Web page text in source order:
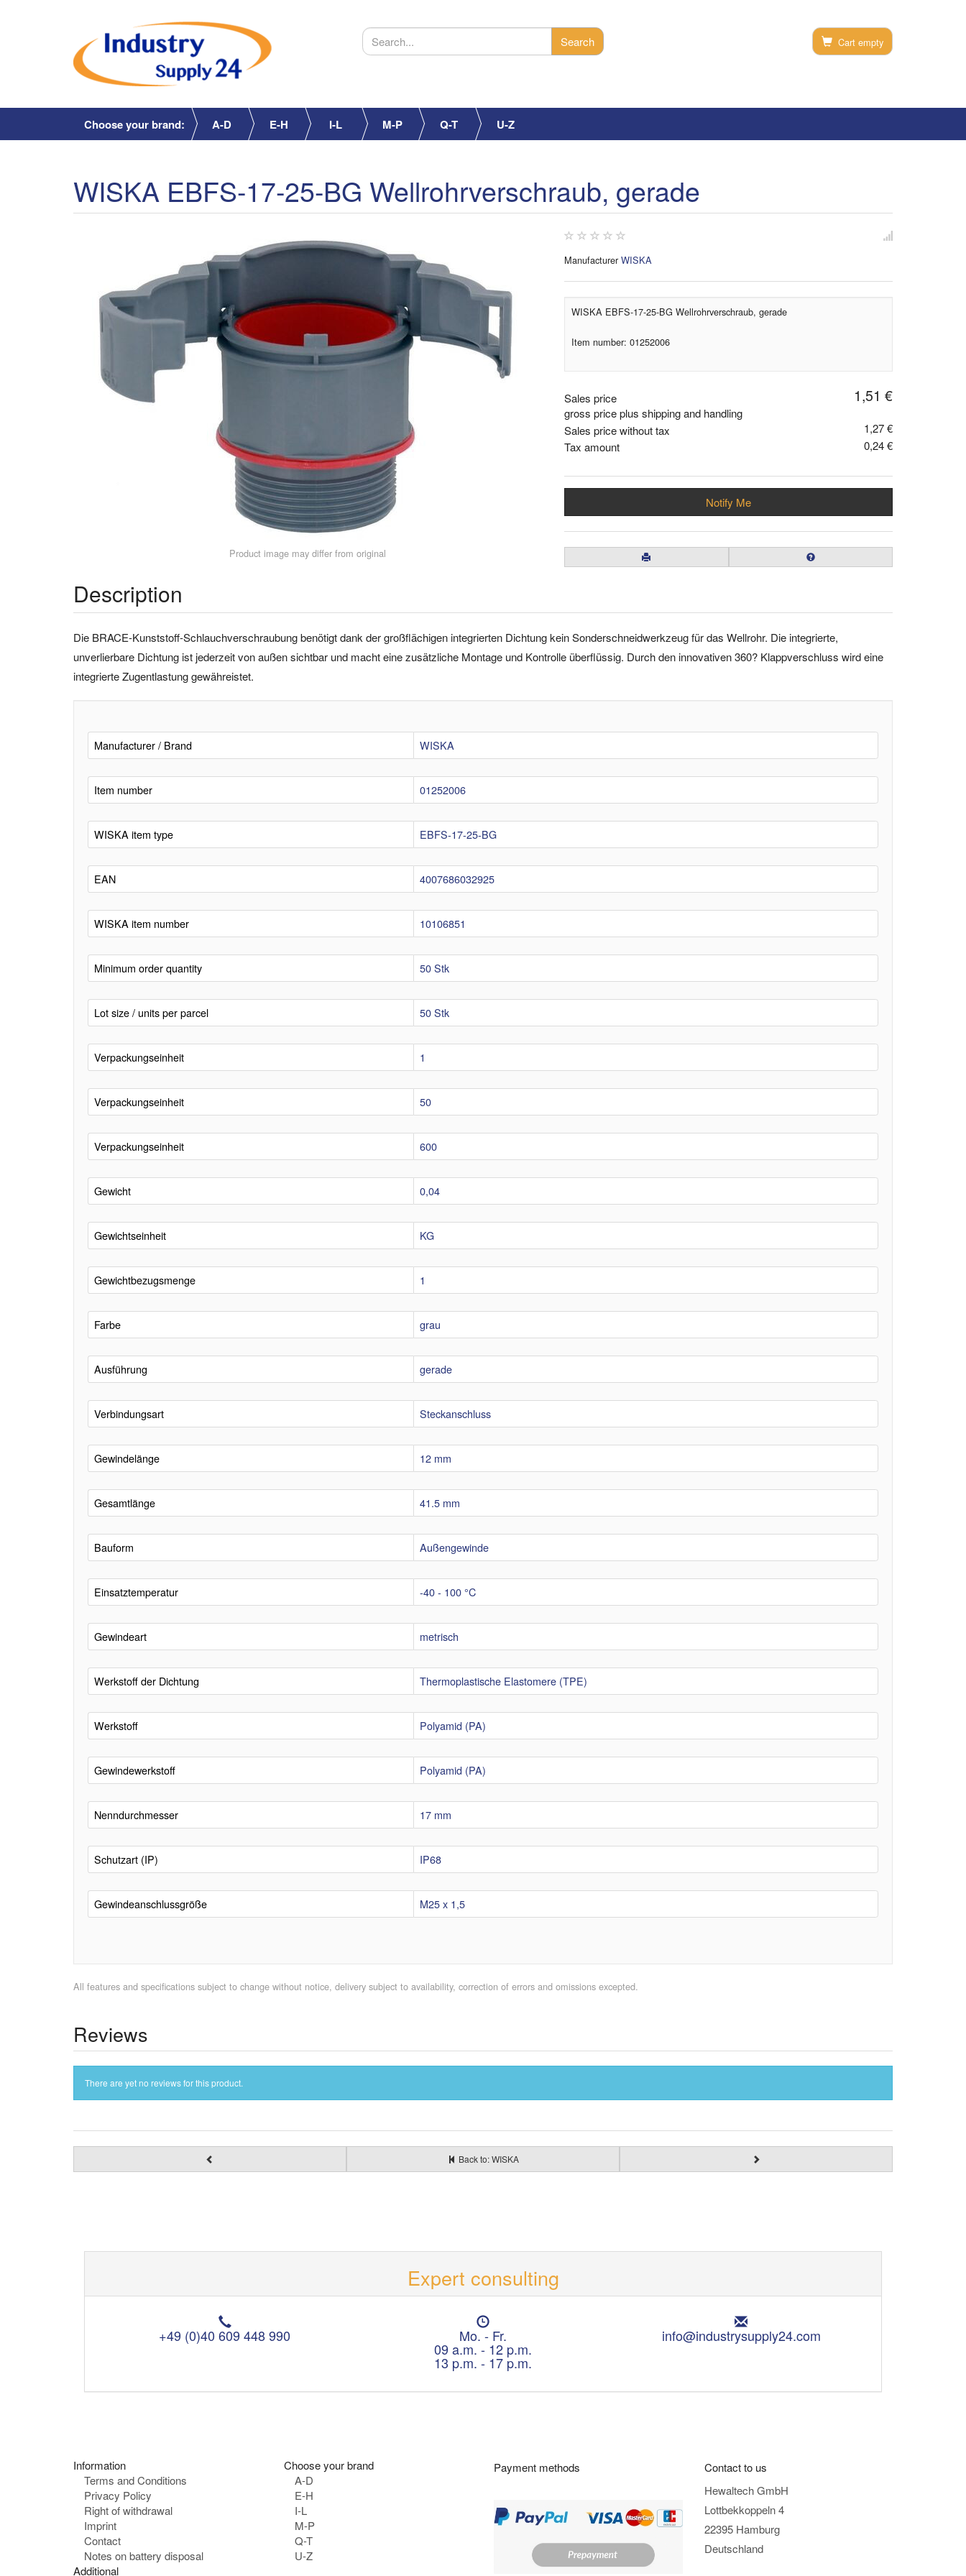
Cart empty
Choose your brand: A-D E-H I-L M-P Q-T U-Z
WISKA EBFS-17-25-BG Wellrohrverschraub, gerade
Product image may differ from original
Manufacturer WISKA
WISKA EBFS-17-25-BG Wellrohrverschraub, gerade
Item number: 01252006
Sales price 1,51 €
gross price plus shipping and handling
Sales price without tax
1,27 €
Tax amount
0,24 €
Notify Me
Description
Die BRACE-Kunststoff-Schlauchverschraubung benötigt dank der großflächigen integrierten Dichtung kein Sonderschneidwerkzeug für das Wellrohr. Die integrierte,
unverlierbare Dichtung ist jederzeit von außen sichtbar und macht eine zusätzliche Montage und Kontrolle überflüssig. Durch den innovativen 360? Klappverschluss wird eine
integrierte Zugentlastung gewähreistet.
Manufacturer / Brand WISKA
Item number 01252006
WISKA item type EBFS-17-25-BG
EAN 4007686032925
WISKA item number 10106851
Minimum order quantity 50 Stk
Lot size / units per parcel 50 Stk
Verpackungseinheit 1
Verpackungseinheit 50
Verpackungseinheit 600
Gewicht 0,04
Gewichtseinheit KG
Gewichtbezugsmenge 1
Farbe grau
Ausführung gerade
Verbindungsart Steckanschluss
Gewindelänge 12 mm
Gesamtlänge 41.5 mm
Bauform Außengewinde
Einsatztemperatur -40 - 100 °C
Gewindeart metrisch
Werkstoff der Dichtung Thermoplastische Elastomere (TPE)
Werkstoff Polyamid (PA)
Gewindewerkstoff Polyamid (PA)
Nenndurchmesser 17 mm
Schutzart (IP) IP68
Gewindeanschlussgröße M25 x 1,5
All features and specifications subject to change without notice, delivery subject to availability, correction of errors and omissions excepted.
Reviews
There are yet no reviews for this product.
Back to: WISKA
Expert consulting
T
e
h
+49 (0)40 609 448 990
O
p
e
n
n
s
Mo. - Fr.
09 a.m. - 12 p.m.
13 p.m. - 17 p.m.
E
m
:
info@industrysupply24.com
Information
Terms and Conditions
Privacy Policy
Right of withdrawal
Imprint
Contact
Notes on battery disposal
Additional
Choose your brand
A-D
E-H
I-L
M-P
Q-T
U-Z
Payment methods
Contact to us
Hewaltech GmbH
Lottbekkoppeln 4
22395 Hamburg
Deutschland